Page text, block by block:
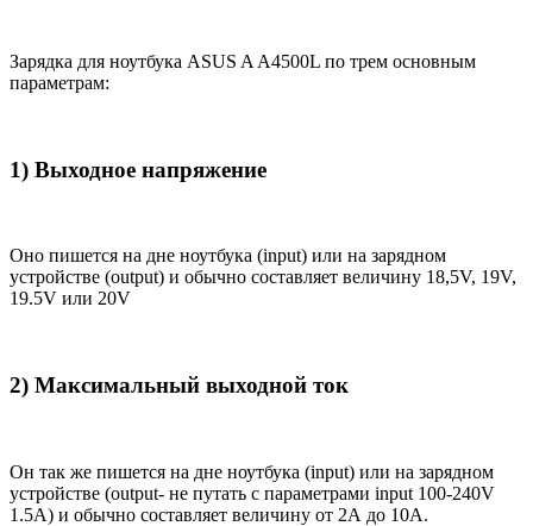
Зарядка для ноутбука ASUS A A4500L по трем основным
параметрам:
1) Выходное напряжение
Оно пишется на дне ноутбука (input) или на зарядном
устройстве (output) и обычно составляет величину 18,5V, 19V,
19.5V или 20V
2) Максимальный выходной ток
Он так же пишется на дне ноутбука (input) или на зарядном
устройстве (output- не путать с параметрами input 100-240V
1.5A) и обычно составляет величину от 2А до 10A.